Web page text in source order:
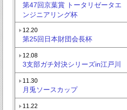
第47回京葉賞 トータリゼータエ
ンジニアリング杯
12.20
第25回日本財団会長杯
12.08
3支部ガチ対決シリーズin江戸川
11.30
月兎ソースカップ
11.22